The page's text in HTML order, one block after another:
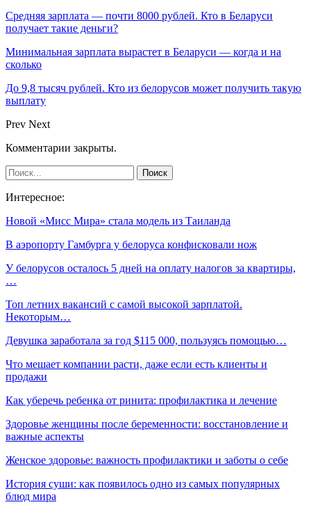
Средняя зарплата — почти 8000 рублей. Кто в Беларуси
получает такие деньги?
Минимальная зарплата вырастет в Беларуси — когда и на
сколько
До 9,8 тысяч рублей. Кто из белорусов может получить такую
выплату
Prev Next
Комментарии закрыты.
Интересное:
Новой «Мисс Мира» стала модель из Таиланда
В аэропорту Гамбурга у белоруса конфисковали нож
У белорусов осталось 5 дней на оплату налогов за квартиры,
…
Топ летних вакансий с самой высокой зарплатой.
Некоторым…
Девушка заработала за год $115 000, пользуясь помощью…
Что мешает компании расти, даже если есть клиенты и
продажи
Как уберечь ребенка от ринита: профилактика и лечение
Здоровье женщины после беременности: восстановление и
важные аспекты
Женское здоровье: важность профилактики и заботы о себе
История суши: как появилось одно из самых популярных
блюд мира